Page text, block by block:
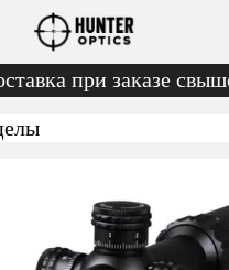
при заказе